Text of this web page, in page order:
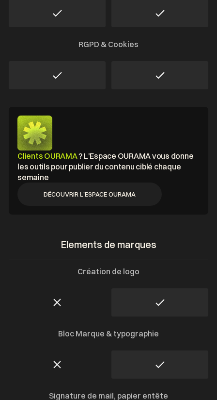
RGPD & Cookies
b
Clients OURAMA? L'Espace OURAMA vous donne
les outils pour publier du contenu ciblé chaque
semaine
DÉCOUVRIR L'ESPACE OURAMA
Elements de marques
Création de logo
Bloc Marque & typographie
Signature de mail, papier entête